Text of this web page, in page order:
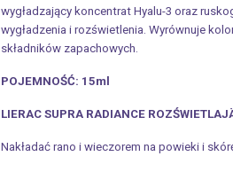
wygładzający koncentrat Hyalu-3 oraz
wygładzenia i rozświetlenia. Wyrównuje
składników zapachowych.
POJEMNOŚĆ: 15ml
LIERAC SUPRA RADIANCE
Nakładać rano i wieczorem na powieki i